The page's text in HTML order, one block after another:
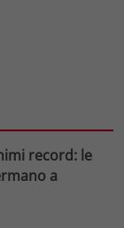
record: le
a